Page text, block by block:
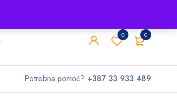
0
0
Potrebna pomoć? +387 33 933 489